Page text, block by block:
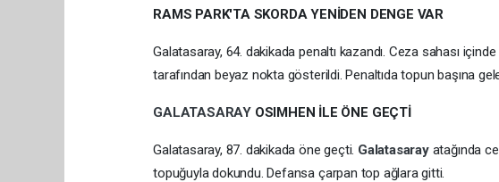
RAMS PARK'TA SKORDA YENİDEN DENGE VAR
Galatasaray, 64. dakikada penaltı kazandı. Ceza sahası
tarafından beyaz nokta gösterildi. Penaltıda topun başına
GALATASARAY OSIMHEN İLE ÖNE GEÇTİ
Galatasaray, 87. dakikada öne geçti. Galatasaray atağında
topuğuyla dokundu. Defansa çarpan top ağlara gitti.